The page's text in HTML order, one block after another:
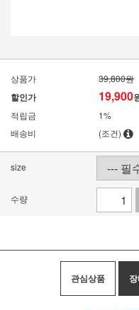
상품가 39,800원
할인가 19,900
적립금
1%
배송비
(조건)
size
수량
관심상품